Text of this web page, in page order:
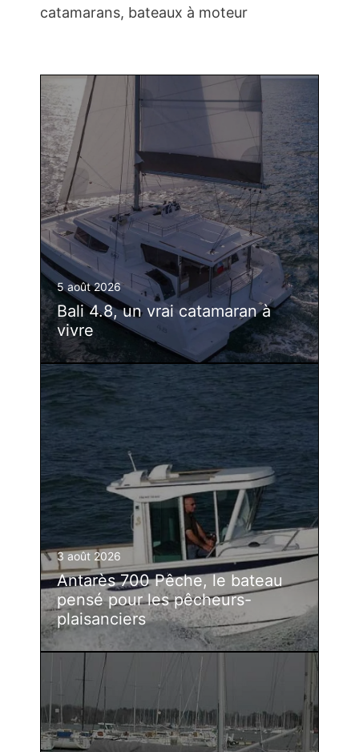
catamarans, bateaux à moteur
5 août 2026
Bali 4.8, un vrai catamaran à
vivre
3 août 2026
Antarès 700 Pêche, le bateau
pensé pour les pêcheurs-
plaisanciers